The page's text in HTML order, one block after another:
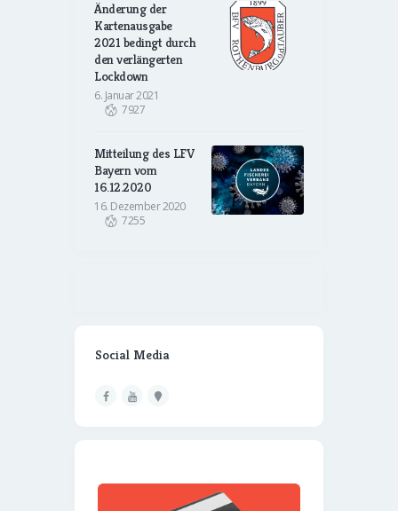
Änderung der
Kartenausgabe
2021 bedingt durch
den verlängerten
Lockdown
6. Januar 2021
7927
Mitteilung des LFV
Bayern vom
16.12.2020
16. Dezember 2020
7255
Social Media